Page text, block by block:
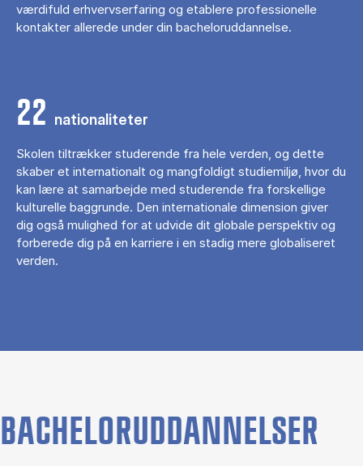
værdifuld erhvervserfaring og etablere professionelle
kontakter allerede under din bacheloruddannelse.
22 nationaliteter
Skolen tiltrækker studerende fra hele verden, og dette
skaber et internationalt og mangfoldigt studiemiljø, hvor du
kan lære at samarbejde med studerende fra forskellige
kulturelle baggrunde. Den internationale dimension giver
dig også mulighed for at udvide dit globale perspektiv og
forberede dig på en karriere i en stadig mere globaliseret
verden.
BACHELORUDDANNELSER